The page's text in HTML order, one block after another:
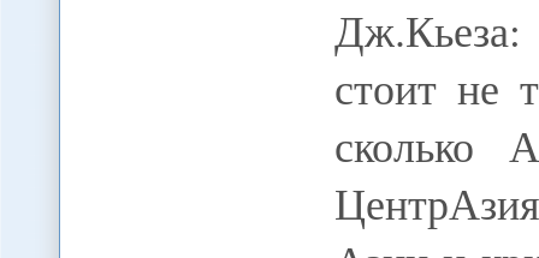
Дж.Кьеза:
стоит не
сколько